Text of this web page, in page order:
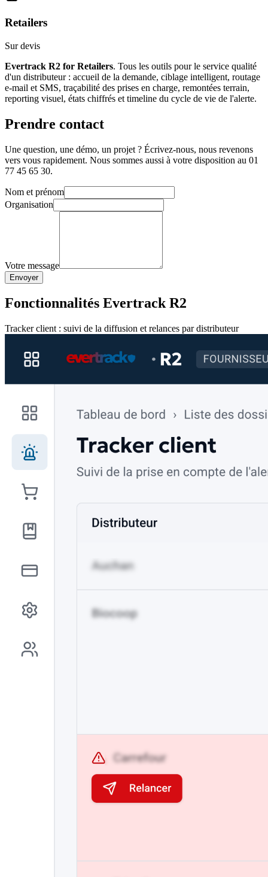
Retailers
Sur devis
Evertrack R2 for Retailers. Tous les outils pour le service qualité
d'un distributeur : accueil de la demande, ciblage intelligent, routage
e-mail et SMS, traçabilité des prises en charge, remontées terrain,
reporting visuel, états chiffrés et timeline du cycle de vie de l'alerte.
Prendre contact
Une question, une démo, un projet ? Écrivez-nous, nous revenons
vers vous rapidement. Nous sommes aussi à votre disposition au 01
77 45 65 30.
Nom et prénom
Organisation
Votre message
Envoyer
Fonctionnalités Evertrack R2
Tracker client : suivi de la diffusion et relances par distributeur